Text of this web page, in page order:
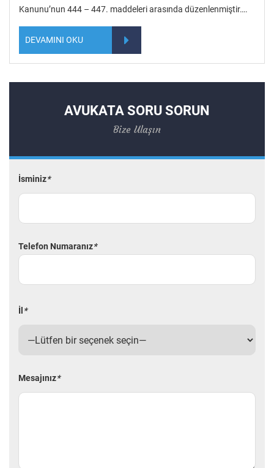
Kanunu’nun 444 – 447. maddeleri arasında düzenlenmiştir….
DEVAMINI OKU
AVUKATA SORU SORUN
Bize Ulaşın
İsminiz*
Telefon Numaranız*
İl *
Mesajınız*